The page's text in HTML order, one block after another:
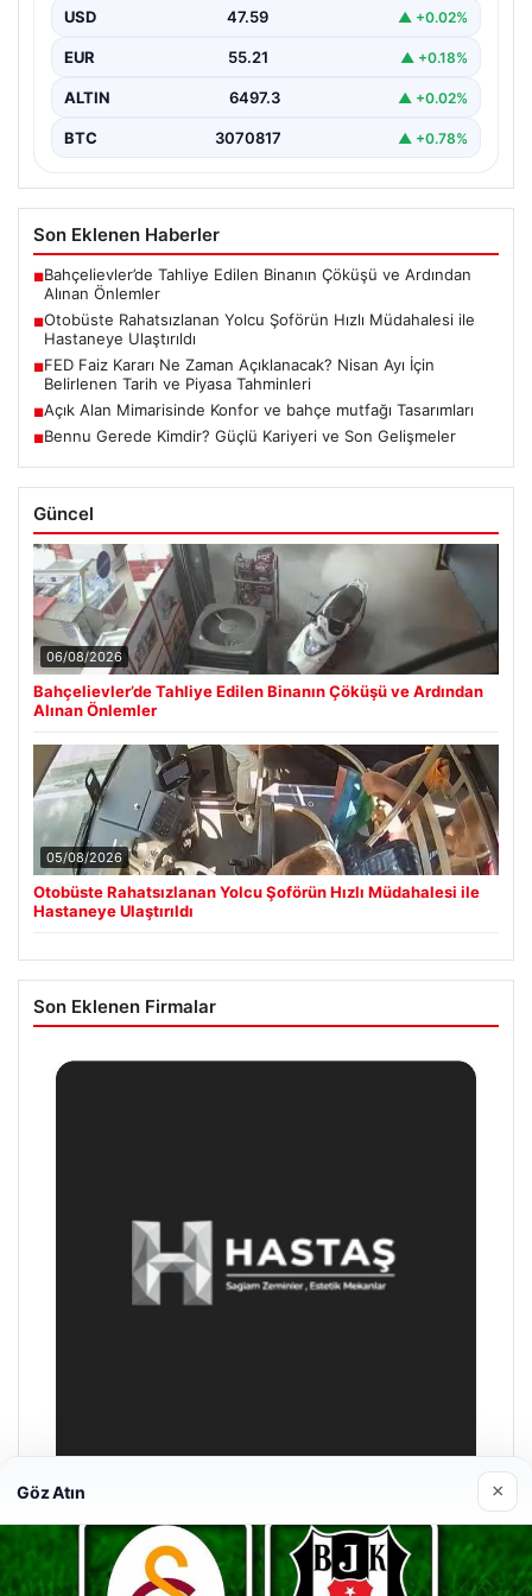
yakından takip ettiği gelişmelerden biri de ABD…
EUR 55.21 ▲ +0.18%
ALTIN 6497.3 ▲ +0.02%
BTC 3070817 ▲ +0.78%
Son Eklenen Haberler
Bahçelievler’de Tahliye Edilen Binanın Çöküşü ve Ardından
Alınan Önlemler
Otobüste Rahatsızlanan Yolcu Şoförün Hızlı Müdahalesi ile
Hastaneye Ulaştırıldı
FED Faiz Kararı Ne Zaman Açıklanacak? Nisan Ayı İçin
Belirlenen Tarih ve Piyasa Tahminleri
Açık Alan Mimarisinde Konfor ve bahçe mutfağı Tasarımları
■Bennu Gerede Kimdir? Güçlü Kariyeri ve Son Gelişmeler
Güncel
06/08/2026
Bahçelievler’de Tahliye Edilen Binanın Çöküşü ve Ardından
Alınan Önlemler
05/08/2026
Otobüste Rahatsızlanan Yolcu Şoförün Hızlı Müdahalesi ile
Hastaneye Ulaştırıldı
Son Eklenen Firmalar
Hastaş Beton
26/05/2026
Göz Atın ×